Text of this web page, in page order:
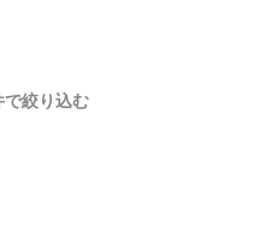
で絞り込む